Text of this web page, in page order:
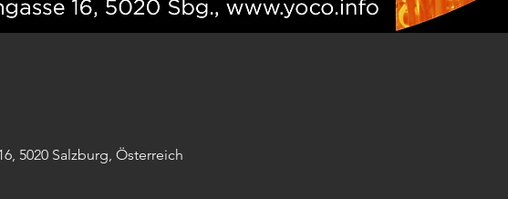
5020 Salzburg, Österreich